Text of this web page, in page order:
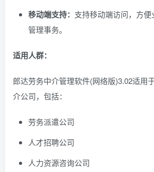
移动端支持： 支持移动端访问，方
管理事务。
适用人群：
郎达劳务中介管理软件(网络版)3.02适用
介公司，包括：
劳务派遣公司
人才招聘公司
人力资源咨询公司